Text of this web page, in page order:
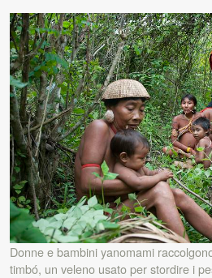
Donne e bambini yanomami
timbó, un veleno usato per stordire i